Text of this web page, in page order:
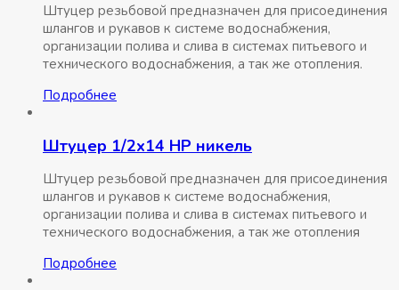
Штуцер резьбовой предназначен для присоединения
шлангов и рукавов к системе водоснабжения,
организации полива и слива в системах питьевого и
технического водоснабжения, а так же отопления.
Подробнее
Штуцер 1/2х14 НР никель
Штуцер резьбовой предназначен для присоединения
шлангов и рукавов к системе водоснабжения,
организации полива и слива в системах питьевого и
технического водоснабжения, а так же отопления
Подробнее